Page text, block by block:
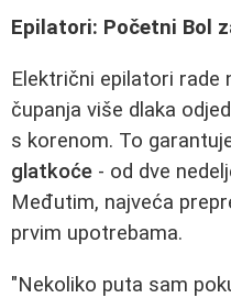
Epilatori: Početni Bol
Električni epilatori rade
čupanja više dlaka
s korenom. To
glatkoće - od dve
Međutim, najveća
prvim upotrebama.
"Nekoliko puta sam